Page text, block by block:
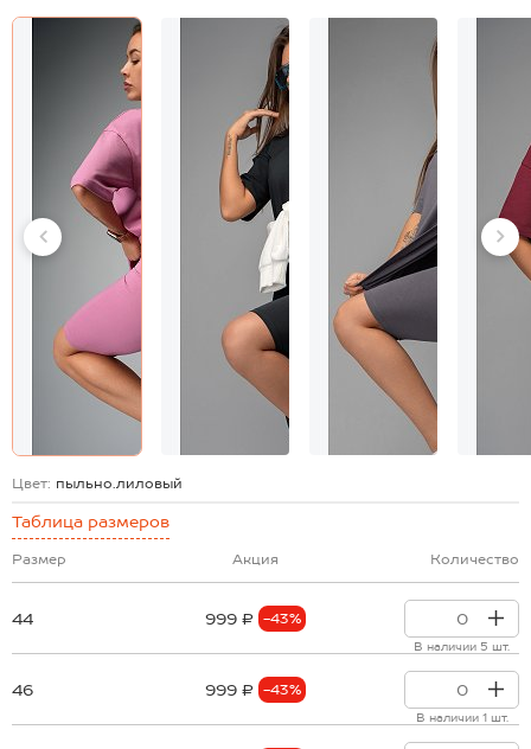
Цвет: пыльно.лиловый
Таблица размеров
Размер Акция Количество
44 999 ₽ -43%
В наличии 5 шт.
46 999 ₽ -43%
В наличии 1 шт.